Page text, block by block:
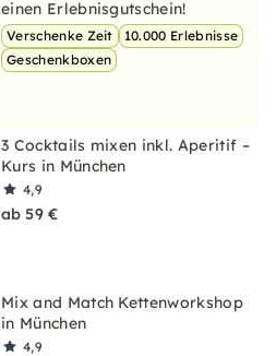
einen Erlebnisgutschein!
Verschenke Zeit
10.000 Erlebnisse
Geschenkboxen
3 Cocktails mixen inkl. Aperitif –
Kurs in München
4,9
ab 59 €
Mix and Match Kettenworkshop
in München
4,9